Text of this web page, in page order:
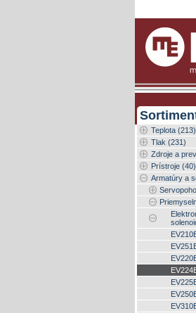
Teplota (213)
Tlak (231)
Zdroje a
Prístroje (40)
Armatúry a